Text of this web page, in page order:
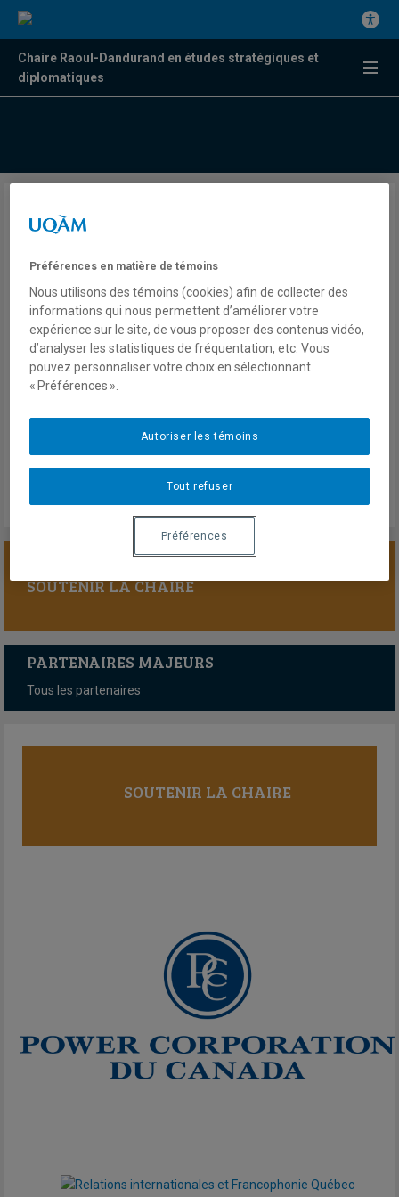
Chaire Raoul-Dandurand en études stratégiques et
diplomatiques
La femme la plus importante
américain
Par Rafael Jacob
L'actualité
En savoir plus
SOUTENIR LA CHAIRE
PARTENAIRES MAJEURS
Tous les partenaires
SOUTENIR LA CHAIRE
Préférences en matière de témoins
Nous utilisons des témoins (cookies) afin de collecter des
informations qui nous permettent d’améliorer votre
expérience sur le site, de vous proposer des contenus vidéo,
d’analyser les statistiques de fréquentation, etc. Vous
pouvez personnaliser votre choix en sélectionnant
« Préférences ».
Tout refuser
Autoriser les témoins
Préférences